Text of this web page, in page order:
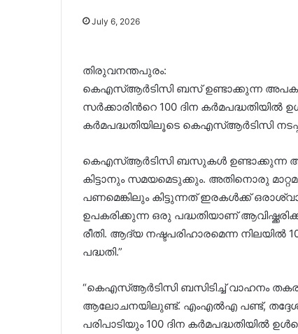
July 6, 2026
തിരുവനന്തപുരം:
കെഎസ്ആര്‍ടിസി ബസ് ഉണ്ടാക്കുന്ന
സര്‍ക്കാരിന്‍റെ 100 ദിന കര്‍മപദ്ധതിയില്‍
കര്‍മപദ്ധതിയിലൂടെ കെഎസ്ആര്‍ടിസി
കെഎസ്ആര്‍ടിസി ബസുകള്‍ ഉണ്ടാക്കുന്ന
കിട്ടാനും സമയമെടുക്കും. അതിനൊരു
പണമെങ്കിലും കിട്ടുന്നത് ഇരകള്‍ക്ക്
ഉപകരിക്കുന്ന ഒരു പദ്ധതിയാണ്
രീതി. ആദ്യ നഷ്ടപരിഹാരമെന്ന
പദ്ധതി.”
“കെഎസ്ആര്‍ടിസി ബസിടിച്ച് വാഹനം
ആലോചനയിലുണ്ട്. എംഎല്‍എ പണ്ട്,
പരിപാടിയും 100 ദിന കര്‍മപദ്ധതിയില്‍